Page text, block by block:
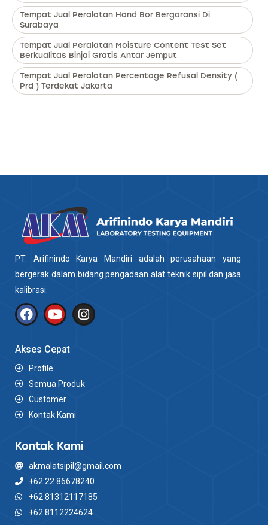
Tempat Jual Peralatan Hand Bor Bergaransi Di
Surabaya
Tempat Jual Peralatan Moisture Content Test Set
Berkualitas Binjai Gratis Antar Jemput
Tempat Jual Peralatan Percentage Refusal Density (
Prd ) Terdekat Jakarta
PT. Arifinindo Karya Mandiri adalah perusahaan yang
bergerak dalam bidang pengadaan alat teknik sipil dan jasa
kalibrasi.
Akses Cepat
Profile
Semua Produk
Customer
Kontak Kami
Kontak Kami
akmalatsipil@gmail.com
+62 22 86678240
+62 81312117185
+62 8112224624